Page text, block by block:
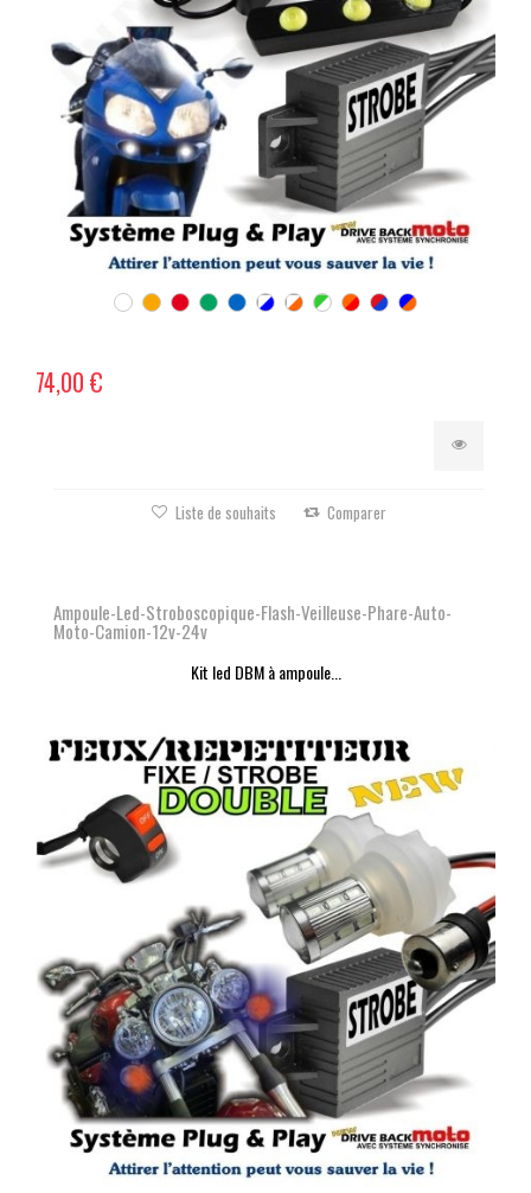
74,00 €
Liste de souhaits Comparer
Ampoule-Led-Stroboscopique-Flash-Veilleuse-Phare-Auto-
Moto-Camion-12v-24v
Kit led DBM à ampoule...